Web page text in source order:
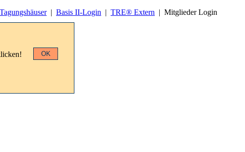
Tagungshäuser| Basis II‑Login | TRE® Extern | Mitglieder Login